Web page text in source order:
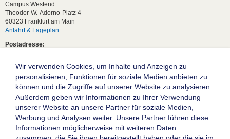
Campus Westend
Theodor-W.-Adorno-Platz 4
60323 Frankfurt am Main
Anfahrt & Lageplan
Postadresse:
Studentische Anfragen:
studium[at]wiwi.uni-frankfurt[dot]de
Allgemeine Anfragen:
dekanat02[at]wiwi.uni-frankfurt[dot]de
Wir verwenden Cookies, um Inhalte und Anzeigen zu
personalisieren, Funktionen für soziale Medien anbieten zu
können und die Zugriffe auf unserer Website zu analysieren.
Außerdem geben wir Informationen zu Ihrer Verwendung
unserer Website an unsere Partner für soziale Medien,
Werbung und Analysen weiter. Unsere Partner führen diese
Informationen möglicherweise mit weiteren Daten